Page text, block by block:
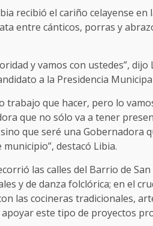
recibió el cariño celayense en
entre cánticos, porras y
y vamos con ustedes”,
a la Presidencia
trabajo que hacer, pero lo
que no sólo va a tener
que seré una Gobernadora
destacó Libia.
las calles del Barrio de
y de danza folclórica; en el
las cocineras tradicionales,
este tipo de proyectos